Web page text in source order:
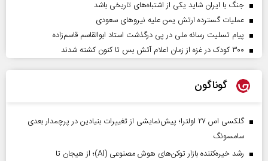
جنگ با ایران شاید یکی از اشتباه‌های تاریخی باشد
عملیات گسترده ارتش یمن علیه نیروهای سعودی
پیام تسلیت رسانه ملی در پی درگذشت استاد ابوالقاسم قاسم‌زاده
۳۰۰ کودک در غزه از زمان اعلام آتش بس تا کنون کشته شدند
گوناگون
گلکسی اس ۲۷ اولترا؛ پیش‌نمایشی از تغییرات بنیادین در پرچمدار بعدی
سامسونگ
رشد خیره‌کننده بازار توکن‌های هوش مصنوعی (AI)؛ از هیجان تا